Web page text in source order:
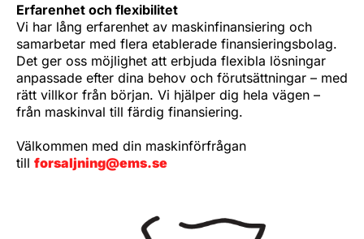
Erfarenhet och flexibilitet
Vi har lång erfarenhet av maskinfinansiering och
samarbetar med flera etablerade finansieringsbolag.
Det ger oss möjlighet att erbjuda flexibla lösningar
anpassade efter dina behov och förutsättningar – med
rätt villkor från början. Vi hjälper dig hela vägen –
från maskinval till färdig finansiering.
Välkommen med din maskinförfrågan
till forsaljning@ems.se